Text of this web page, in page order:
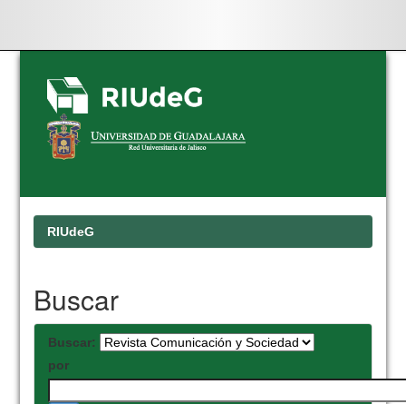
Skip
navigation
RIUdeG
Buscar
Buscar:
por